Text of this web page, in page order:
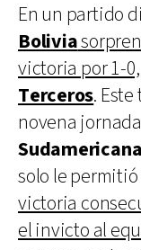
En un partido
Bolivia
victoria por 1-
Terceros.
novena
solo le permitió
victoria
el invicto al